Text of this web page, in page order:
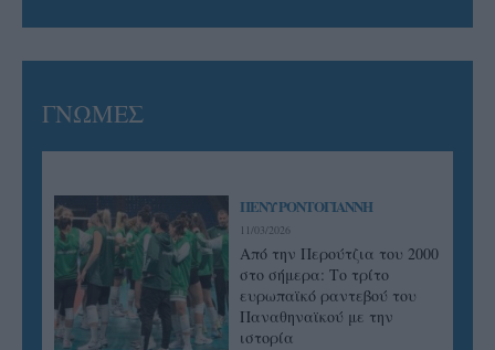
ΓΝΩΜΕΣ
ΠΕΝΥ ΡΟΝΤΟΓΙΑΝΝΗ
11/03/2026
Από την Περούτζια του 2000
στο σήμερα: Tο τρίτο
ευρωπαϊκό ραντεβού του
Παναθηναϊκού με την
ιστορία